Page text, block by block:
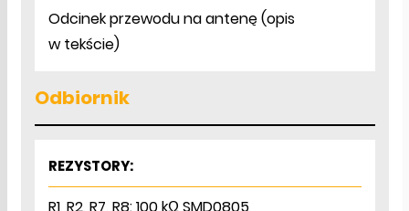
Odcinek przewodu na antenę (opis
w tekście)
Odbiornik
REZYSTORY: